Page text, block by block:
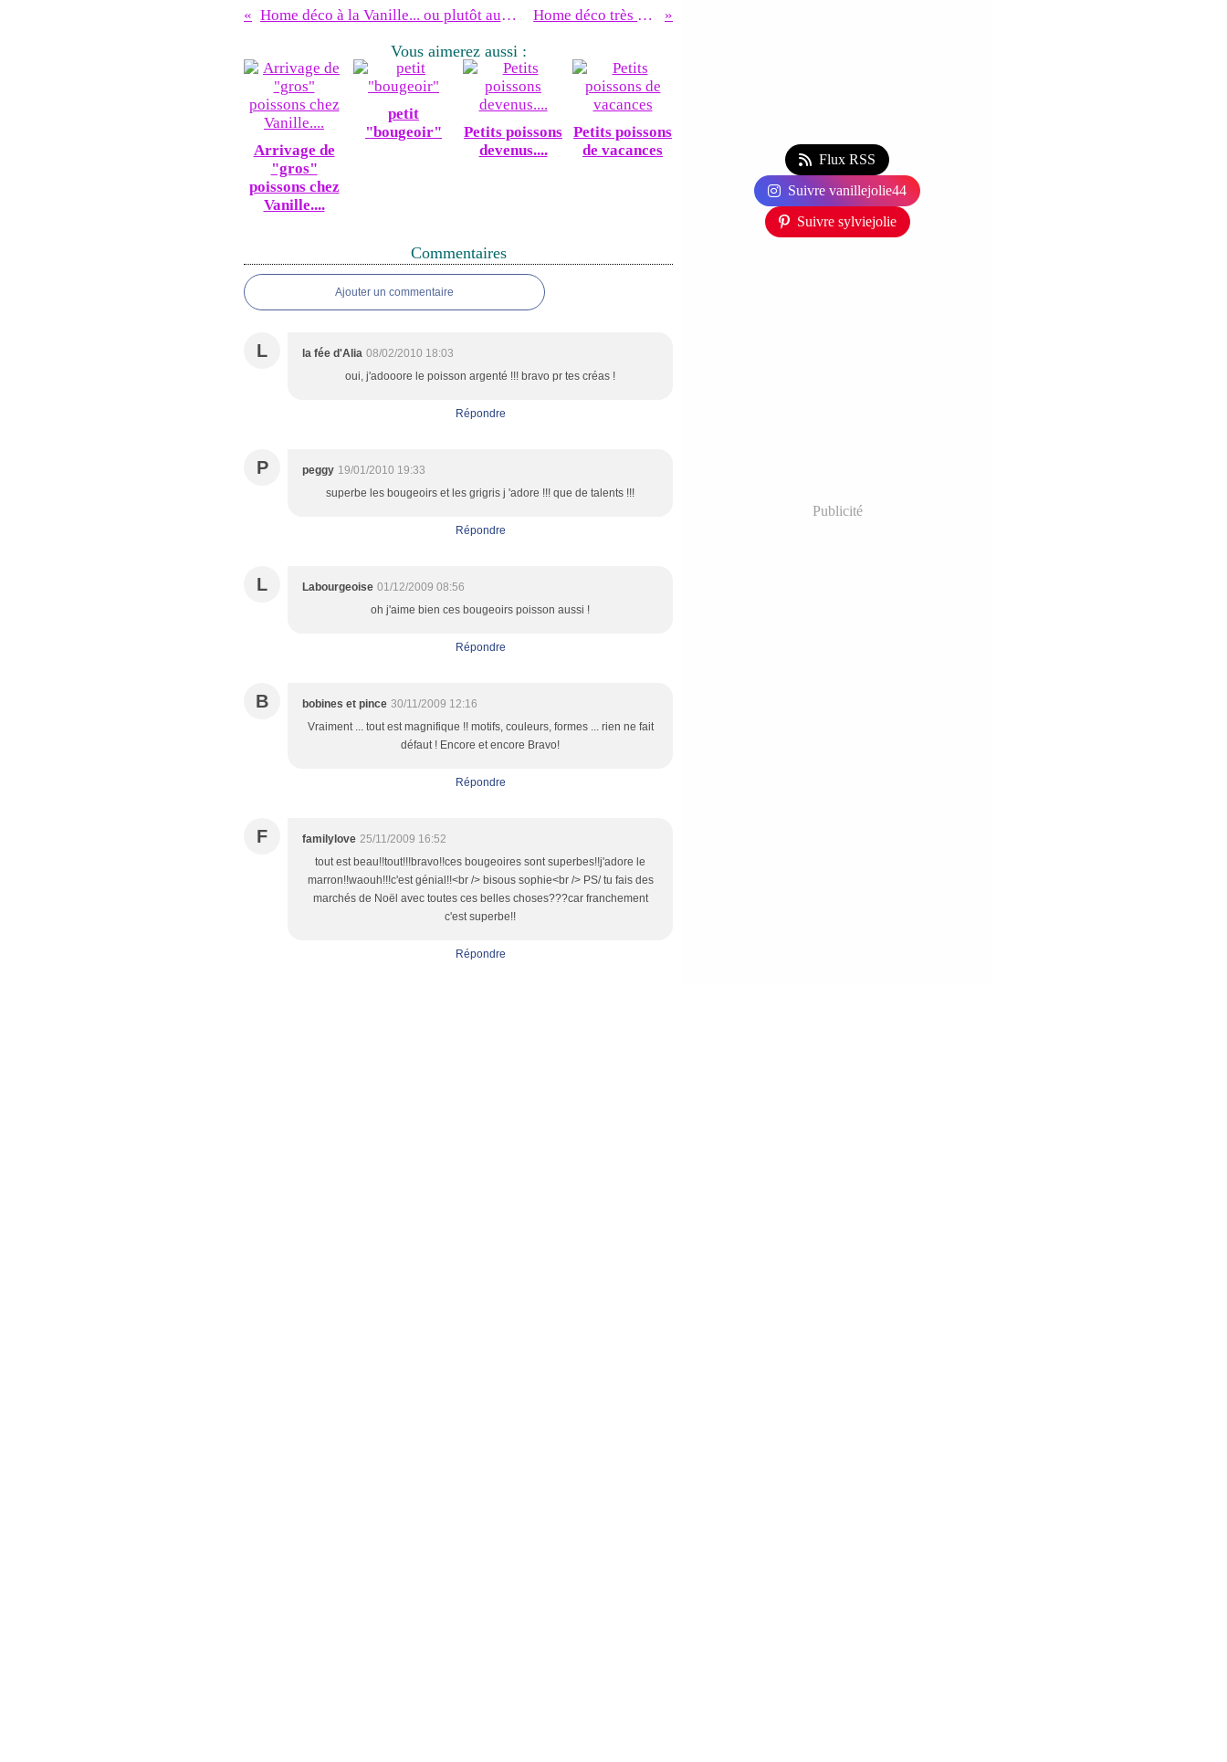
Home déco à la Vanille... ou plutôt au chocolat ! Home déco très rose.....
Vous aimerez aussi :
Arrivage de
"gros"
poissons chez
Vanille....
petit
"bougeoir"
Petits poissons
devenus....
Petits poissons
de vacances
Commentaires
Ajouter un commentaire
L la fée d'Alia 08/02/2010 18:03
oui, j'adooore le poisson argenté !!! bravo pr tes créas !
Répondre
P peggy 19/01/2010 19:33
superbe les bougeoirs et les grigris j 'adore !!! que de talents !!!
Répondre
L Labourgeoise 01/12/2009 08:56
oh j'aime bien ces bougeoirs poisson aussi !
Répondre
B bobines et pince 30/11/2009 12:16
Vraiment ... tout est magnifique !! motifs, couleurs, formes ... rien ne fait
défaut ! Encore et encore Bravo!
Répondre
F familylove 25/11/2009 16:52
tout est beau!!tout!!!bravo!!ces bougeoires sont superbes!!j'adore le
marron!!waouh!!!c'est génial!!<br /> bisous sophie<br /> PS/ tu fais des
marchés de Noël avec toutes ces belles choses???car franchement
c'est superbe!!
Répondre
Flux RSS
Suivre vanillejolie44
Suivre sylviejolie
Publicité